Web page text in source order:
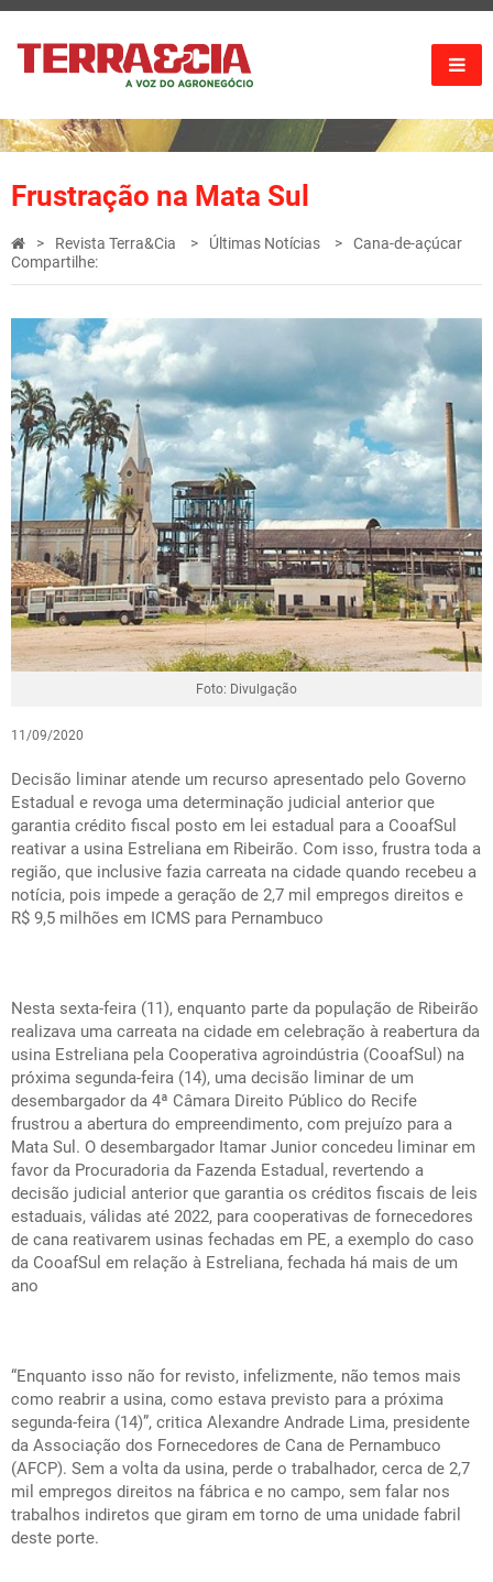
Frustração na Mata Sul
Revista Terra&Cia Últimas Notícias
Cana-de-açúcar
Compartilhe:
Foto: Divulgação
11/09/2020
Decisão liminar atende um recurso apresentado pelo Governo
Estadual e revoga uma determinação judicial anterior que
garantia crédito fiscal posto em lei estadual para a CooafSul
reativar a usina Estreliana em Ribeirão. Com isso, frustra toda a
região, que inclusive fazia carreata na cidade quando recebeu a
notícia, pois impede a geração de 2,7 mil empregos direitos e
R$ 9,5 milhões em ICMS para Pernambuco
Nesta sexta-feira (11), enquanto parte da população de Ribeirão
realizava uma carreata na cidade em celebração à reabertura da
usina Estreliana pela Cooperativa agroindústria (CooafSul) na
próxima segunda-feira (14), uma decisão liminar de um
desembargador da 4ª Câmara Direito Público do Recife
frustrou a abertura do empreendimento, com prejuízo para a
Mata Sul. O desembargador Itamar Junior concedeu liminar em
favor da Procuradoria da Fazenda Estadual, revertendo a
decisão judicial anterior que garantia os créditos fiscais de leis
estaduais, válidas até 2022, para cooperativas de fornecedores
de cana reativarem usinas fechadas em PE, a exemplo do caso
da CooafSul em relação à Estreliana, fechada há mais de um
ano
“Enquanto isso não for revisto, infelizmente, não temos mais
como reabrir a usina, como estava previsto para a próxima
segunda-feira (14)”, critica Alexandre Andrade Lima, presidente
da Associação dos Fornecedores de Cana de Pernambuco
(AFCP). Sem a volta da usina, perde o trabalhador, cerca de 2,7
mil empregos direitos na fábrica e no campo, sem falar nos
trabalhos indiretos que giram em torno de uma unidade fabril
deste porte.